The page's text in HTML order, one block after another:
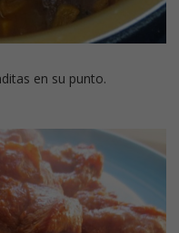
en su punto.